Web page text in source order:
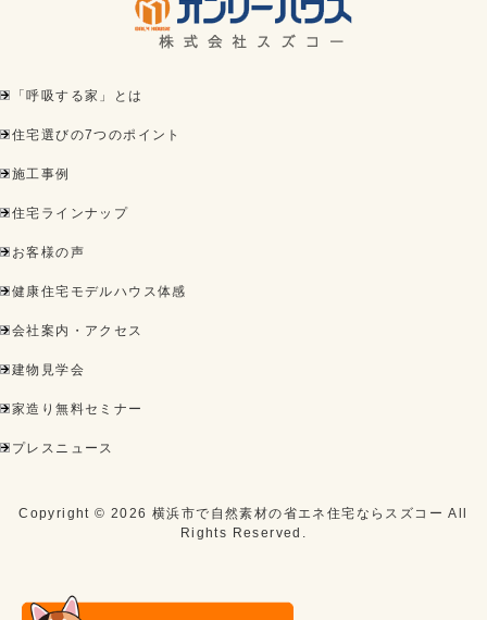
「呼吸する家」とは
住宅選びの7つのポイント
施工事例
住宅ラインナップ
お客様の声
健康住宅モデルハウス体感
会社案内・アクセス
建物見学会
家造り無料セミナー
プレスニュース
Copyright ©2026横浜市で自然素材の省エネ住宅ならスズコー All
Rights Reserved.